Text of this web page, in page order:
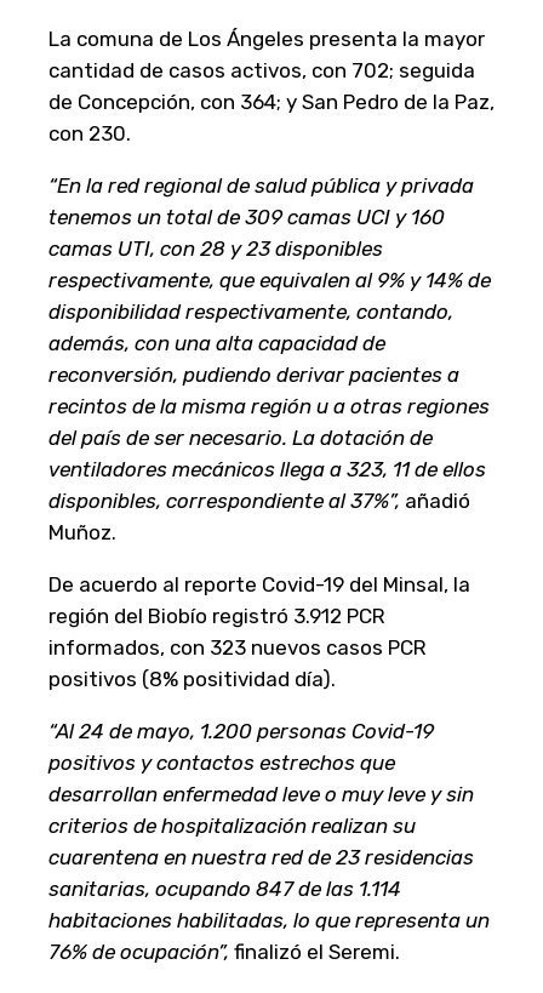
La comuna de Los Ángeles presenta la mayor
cantidad de casos activos, con 702; seguida
de Concepción, con 364; y San Pedro de la Paz,
con 230.
“En la red regional de salud pública y privada
tenemos un total de 309 camas UCI y 160
camas UTI, con 28 y 23 disponibles
respectivamente, que equivalen al 9% y 14% de
disponibilidad respectivamente, contando,
además, con una alta capacidad de
reconversión, pudiendo derivar pacientes a
recintos de la misma región u a otras regiones
del país de ser necesario. La dotación de
ventiladores mecánicos llega a 323, 11 de ellos
disponibles, correspondiente al 37%”, añadió
Muñoz.
De acuerdo al reporte Covid-19 del Minsal, la
región del Biobío registró 3.912 PCR
informados, con 323 nuevos casos PCR
positivos (8% positividad día).
“Al 24 de mayo, 1.200 personas Covid-19
positivos y contactos estrechos que
desarrollan enfermedad leve o muy leve y sin
criterios de hospitalización realizan su
cuarentena en nuestra red de 23 residencias
sanitarias, ocupando 847 de las 1.114
habitaciones habilitadas, lo que representa un
76% de ocupación”, finalizó el Seremi.